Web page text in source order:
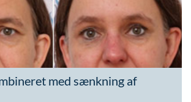
med sænkning af